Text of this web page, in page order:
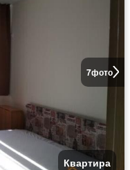
7фото
Квартира